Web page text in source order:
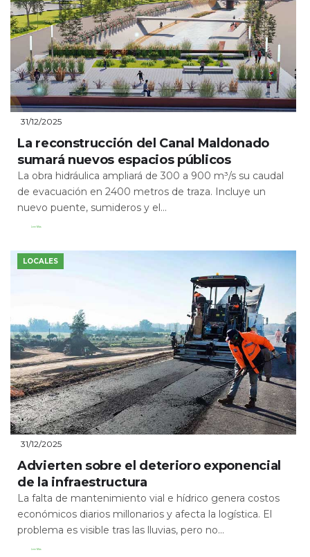
31/12/2025
La reconstrucción del Canal Maldonado
sumará nuevos espacios públicos
La obra hidráulica ampliará de 300 a 900 m³/s su caudal
de evacuación en 2400 metros de traza. Incluye un
nuevo puente, sumideros y el...
Leer Más
LOCALES
31/12/2025
Advierten sobre el deterioro exponencial
de la infraestructura
La falta de mantenimiento vial e hídrico genera costos
económicos diarios millonarios y afecta la logística. El
problema es visible tras las lluvias, pero no...
Leer Más